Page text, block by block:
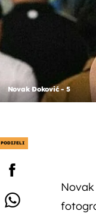
Novak Đoković - 5
PODIJELI